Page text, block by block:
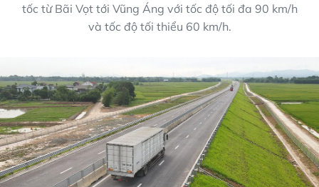
tốc từ Bãi Vọt tới Vũng Áng với tốc độ tối đa 90 km/h
và tốc độ tối thiểu 60 km/h.